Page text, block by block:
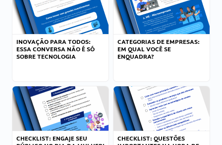
INOVAÇÃO PARA TODOS:
ESSA CONVERSA NÃO É SÓ
SOBRE TECNOLOGIA
CATEGORIAS DE EMPRESAS:
EM QUAL VOCÊ SE
ENQUADRA?
CHECKLIST: ENGAJE SEU
CHECKLIST: QUESTÕES